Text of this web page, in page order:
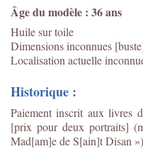
Âge du modèle : 36 ans
Huile sur toile
Dimensions inconnues
Localisation actuelle
Historique :
Paiement inscrit aux livres
[prix pour deux portraits]
Mad[am]e de S[ain]t Disan